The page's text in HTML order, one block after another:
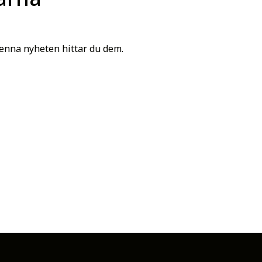
nyheten hittar du dem.